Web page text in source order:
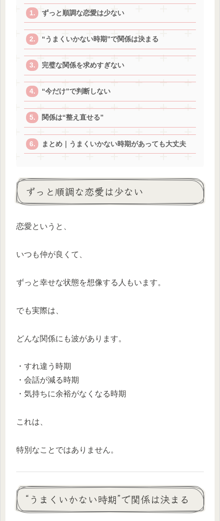
ずっと順調な恋愛は少ない
“うまくいかない時期”で関係は決まる
完璧な関係を求めすぎない
“今だけ”で判断しない
関係は“整え直せる”
まとめ｜うまくいかない時期があっても大丈夫
ずっと順調な恋愛は少ない
恋愛というと、
いつも仲が良くて、
ずっと幸せな状態を想像する人もいます。
でも実際は、
どんな関係にも波があります。
・すれ違う時期
・会話が減る時期
・気持ちに余裕がなくなる時期
これは、
特別なことではありません。
“うまくいかない時期”で関係は決まる